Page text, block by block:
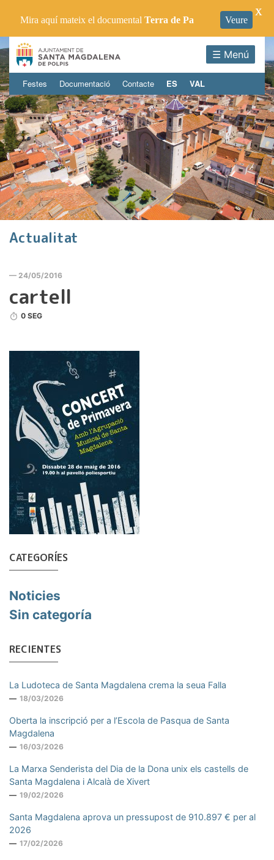
☰ Menú
Festes Documentació Contacte ES VAL
Actualitat
— 24/05/2016
cartell
0 SEG
CATEGORÍES
Noticies
Sin categoría
RECIENTES
La Ludoteca de Santa Magdalena crema la seua Falla
18/03/2026
Oberta la inscripció per a l’Escola de Pasqua de Santa
Magdalena
16/03/2026
La Marxa Senderista del Dia de la Dona unix els castells de
Santa Magdalena i Alcalà de Xivert
19/02/2026
Santa Magdalena aprova un pressupost de 910.897 € per al
2026
17/02/2026
Mira aquí mateix el documental Terra de Pa Veure
X